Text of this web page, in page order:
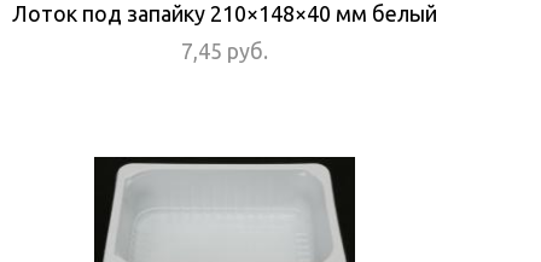
Лоток под запайку 210×148×40 мм белый
7,45 руб.